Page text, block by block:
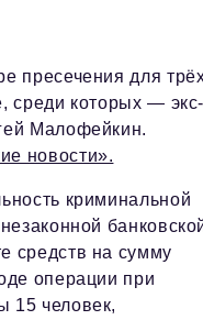
пресечения для
среди которых — экс-
Малофейкин.
новости».
криминальной
средств на сумму
операции при
15 человек,